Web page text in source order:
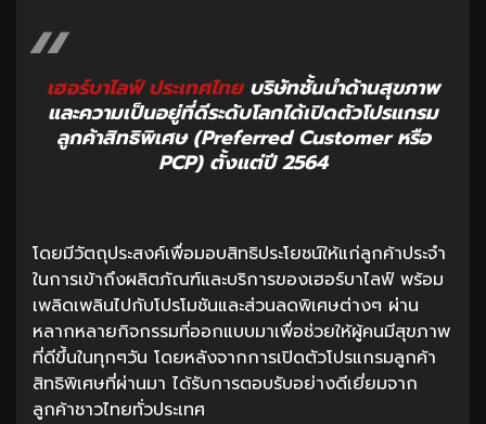
เฮอร์บาไลฟ์ ประเทศไทยบริษัทชั้นนำด้านสุขภาพ
และความเป็นอยู่ที่ดีระดับโลกได้เปิดตัวโปรแกรม
ลูกค้าสิทธิพิเศษ (Preferred Customer หรือ
PCP) ตั้งแต่ปี 2564
โดยมีวัตถุประสงค์เพื่อมอบสิทธิประโยชน์ให้แก่ลูกค้าประจำ
ในการเข้าถึงผลิตภัณฑ์และบริการของเฮอร์บาไลฟ์ พร้อม
เพลิดเพลินไปกับโปรโมชันและส่วนลดพิเศษต่างๆ ผ่าน
หลากหลายกิจกรรมที่ออกแบบมาเพื่อช่วยให้ผู้คนมีสุขภาพ
ที่ดีขึ้นในทุกๆวัน โดยหลังจากการเปิดตัวโปรแกรมลูกค้า
สิทธิพิเศษที่ผ่านมา ได้รับการตอบรับอย่างดีเยี่ยมจาก
ลูกค้าชาวไทยทั่วประเทศ